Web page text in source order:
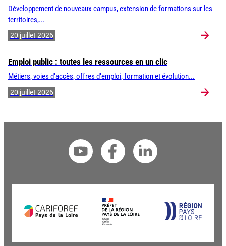
Développement de nouveaux campus, extension de formations sur les
territoires,...
20 juillet 2026
Emploi public : toutes les ressources en un clic
Métiers, voies d’accès, offres d’emploi, formation et évolution...
20 juillet 2026